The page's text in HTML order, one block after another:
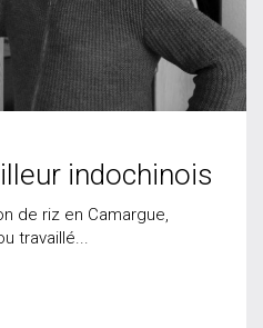
indochinois
de riz en Camargue,
travaillé...